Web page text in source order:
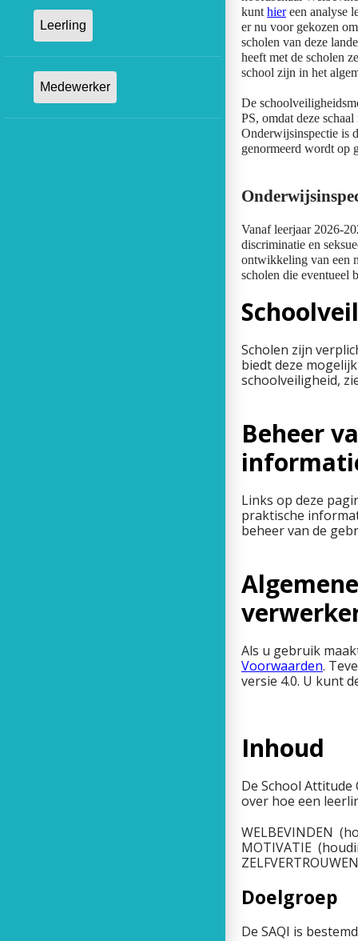
kunt hiereen analyse
er nu voor gekozen
scholen van deze
heeft met de scholen
school zijn in het
De
PS, omdat deze
Onderwijsinspectie is
genormeerd wordt op
Vanaf leerjaar 2026-
discriminatie en
ontwikkeling van een
scholen die eventueel
Scholen zijn
biedt deze
schoolveiligheid,
Beheer
Links op deze
praktische
beheer van de
Als u gebruik
Voorwaarden.
versie 4.0. U kunt
Inhoud
De School
over hoe een
WELBEVINDEN
MOTIVATIE
Doelgroep
De SAQI is